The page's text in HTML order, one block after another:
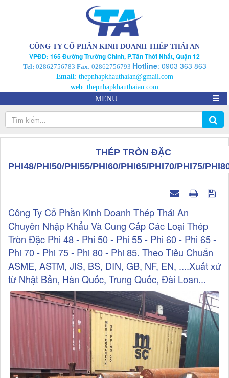
CÔNG TY CỔ PHẦN KINH DOANH THÉP THÁI AN
VPĐD: 165 Đường Trường Chinh, P.Tân Thới Nhất, Quận 12
Tel: 02862756783 Fax: 02862756793 Hotline: 0903 363 863
Email: thepnhapkhauthaian@gmail.com
web: thepnhapkhauthaian.com
MENU
THÉP TRÒN ĐẶC
PHI48/PHI50/PHI55/PHI60/PHI65/PHI70/PHI75/
Công Ty Cổ Phần Kinh Doanh Thép Thái An
Chuyên Nhập Khẩu Và Cung Cấp Các Loại Thép
Tròn Đặc Phi 48 - Phi 50 - Phi 55 - Phi 60 - Phi 65 -
Phi 70 - Phi 75 - Phi 80 - Phi 85. Theo Tiêu Chuẩn
ASME, ASTM, JIS, BS, DIN, GB, NF, EN, ....Xuất xứ
từ Nhật Bản, Hàn Quốc, Trung Quốc, Đài Loan...